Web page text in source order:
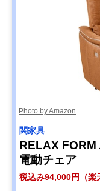
Photo by Amazon
関家具
RELAX FORM
電動チェア
税込み94,000円（楽